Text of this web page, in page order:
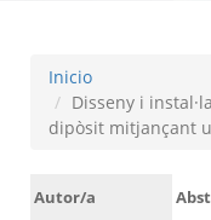
Inicio
Disseny i
dipòsit mitjançant
Autor/a